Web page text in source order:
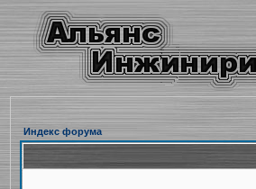
Индекс форума